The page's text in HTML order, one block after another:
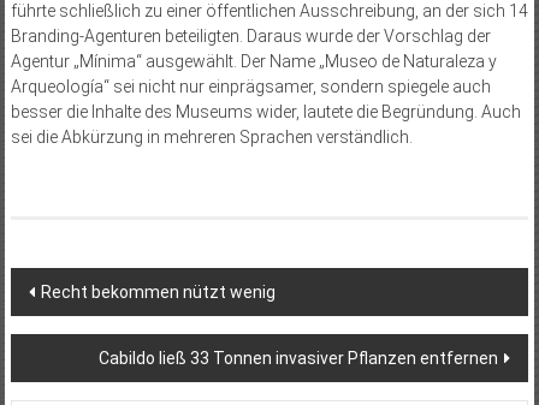
führte schließlich zu einer öffentlichen Ausschreibung, an der sich 14
Branding-Agenturen beteiligten. Daraus wurde der Vorschlag der
Agentur „Mínima“ ausgewählt. Der Name „Museo de Naturaleza y
Arqueología“ sei nicht nur einprägsamer, sondern spiegele auch
besser die Inhalte des Museums wider, lautete die Begründung. Auch
sei die Abkürzung in mehreren Sprachen verständlich.
Beitragsnavigation
Recht bekommen nützt wenig
Cabildo ließ 33 Tonnen invasiver Pflanzen entfernen